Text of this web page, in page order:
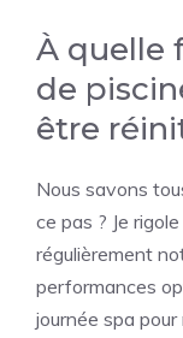
À quelle
de
être
Nous savons
ce pas ? Je
régulièrement
performances
journée spa